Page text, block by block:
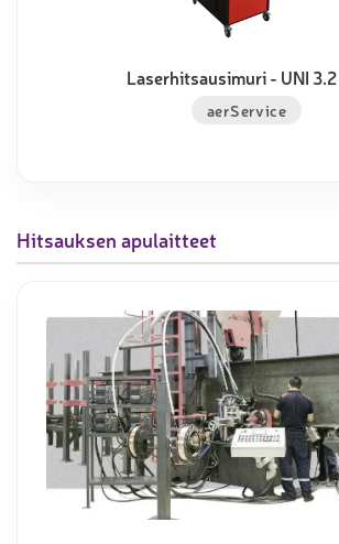
Laserhitsausimuri - UNI
aerService
Hitsauksen apulaitteet